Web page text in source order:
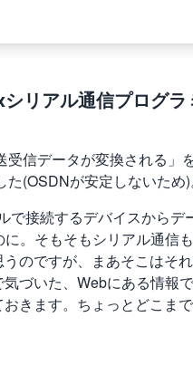
リアル通信プログ
受信データが変換される
た(OSDNが安定しないため
で接続するデバイスから
。そもそもシリアル通
のですが、まあそこはそ
づいた、Webにある情報
おきます。ちょっとどこ